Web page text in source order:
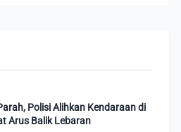
Polisi Alihkan Kendaraan di
Arus Balik Lebaran